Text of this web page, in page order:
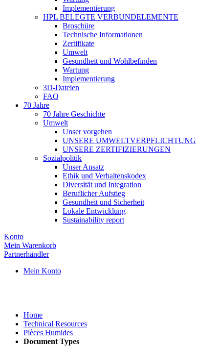
Implementierung
HPL BELEGTE VERBUNDELEMENTE
Broschüre
Technische Informationen
Zertifikate
Umwelt
Gesundheit und Wohlbefinden
Wartung
Implementierung
3D-Dateien
FAQ
70 Jahre
70 Jahre Geschichte
Umwelt
Unser vorgehen
UNSERE UMWELTVERPFLICHTUNG
UNSERE ZERTIFIZIERUNGEN
Sozialpolitik
Unser Ansatz
Ethik und Verhaltenskodex
Diversität und Integration
Beruflicher Aufstieg
Gesundheit und Sicherheit
Lokale Entwicklung
Sustainability report
Konto
Mein Warenkorb
Partnerhändler
Mein Konto
Home
Technical Resources
Pièces Humides
Document Types